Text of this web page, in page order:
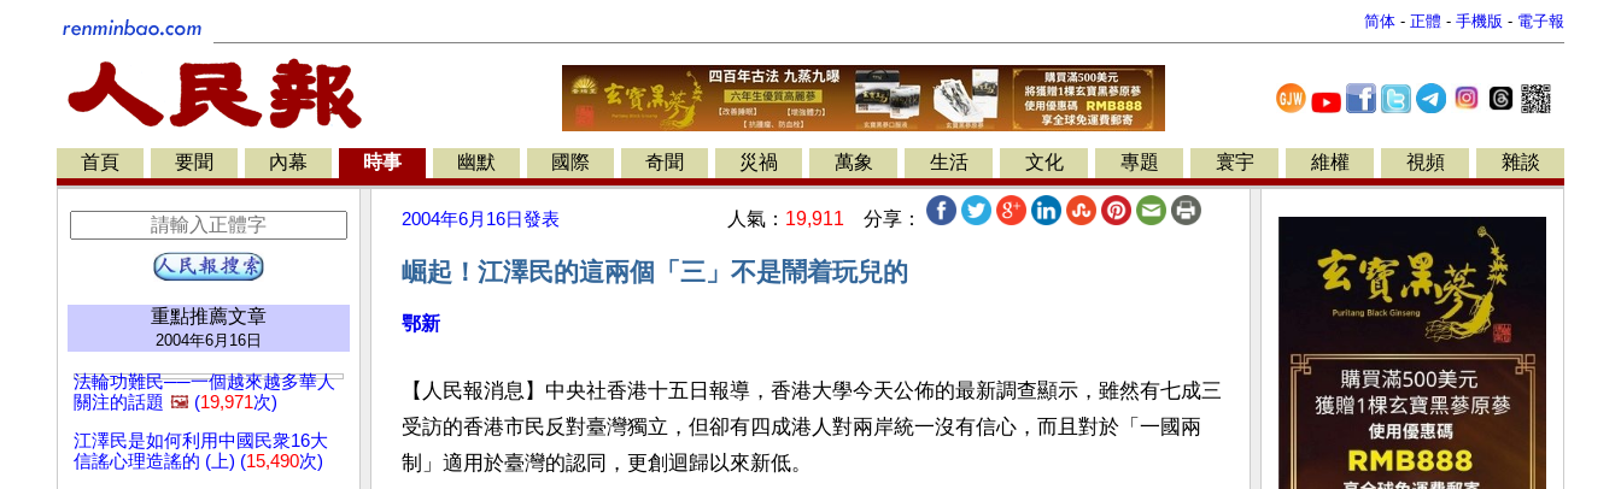
简体 - 正體 - 手機版 - 電子報
首頁 要聞 內幕 時事 幽默 國際 奇聞 災禍 萬象 生活 文化 專題 寰宇 維權 視頻 雜談
重點推薦文章
2004年6月16日
法輪功難民──一個越來越多華人
關注的話題 🖼️ (19,971次)
江澤民是如何利用中國民衆16大
信謠心理造謠的 (上) (15,490次)
2004年6月16日發表 人氣： 19,911 分享：
崛起！江澤民的這兩個「三」不是鬧着玩兒的
鄂新
【人民報消息】中央社香港十五日報導，香港大學今天公佈的最新調查顯示，雖然有七成三
受訪的香港市民反對臺灣獨立，但卻有四成港人對兩岸統一沒有信心，而且對於「一國兩
制」適用於臺灣的認同，更創迴歸以來新低。